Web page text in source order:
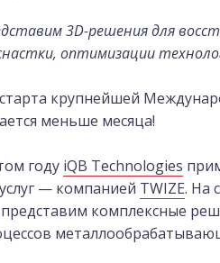
3D-решения для
оптимизации
крупнейшей
меньше месяца!
году iQB Technologies
— компанией TWIZE. На
комплексные